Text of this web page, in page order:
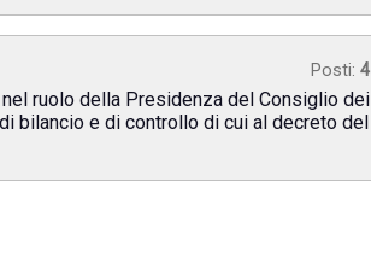
Posti: 4
ruolo della Presidenza del Consiglio dei
bilancio e di controllo di cui al decreto del